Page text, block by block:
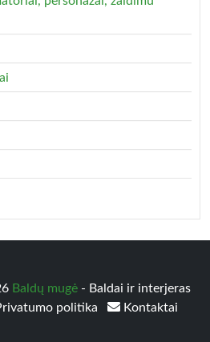
Baldų mugė - Baldai ir interjeras
politika Kontaktai